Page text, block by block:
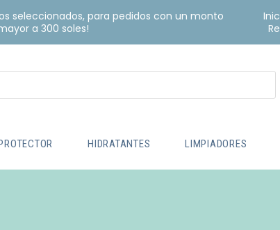
seleccionados, para pedidos con un monto
a 300 soles!
HIDRATANTES LIMPIADORES